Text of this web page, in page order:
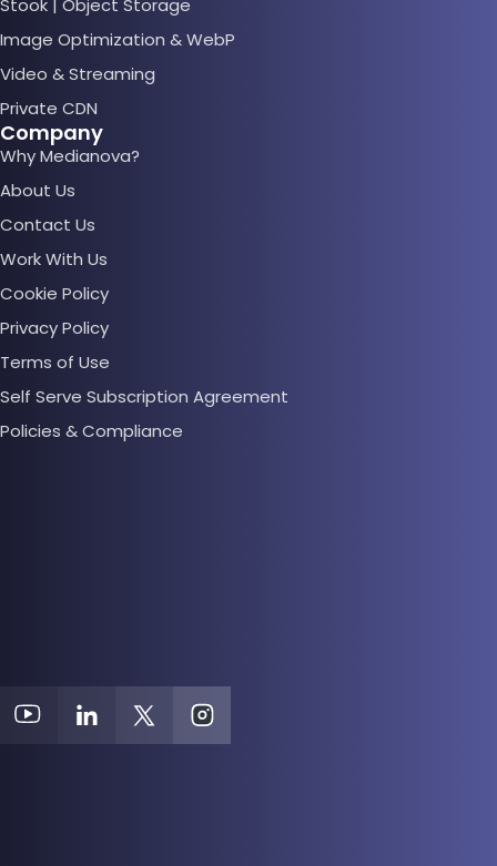
Stook | Object Storage
Image Optimization & WebP
Video & Streaming
Private CDN
Company
Why Medianova?
About Us
Contact Us
Work With Us
Cookie Policy
Privacy Policy
Terms of Use
Self Serve Subscription Agreement
Policies & Compliance